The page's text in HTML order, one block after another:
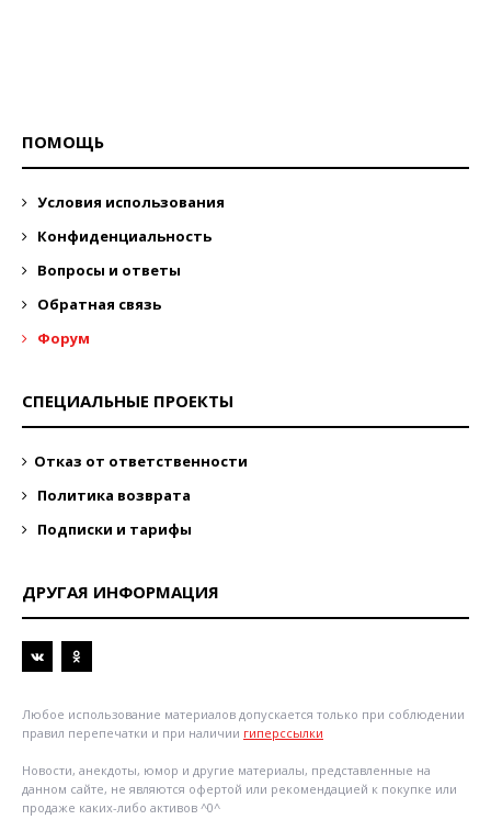
ПОМОЩЬ
Условия использования
Конфиденциальность
Вопросы и ответы
Обратная связь
Форум
СПЕЦИАЛЬНЫЕ ПРОЕКТЫ
Отказ от ответственности
Политика возврата
Подписки и тарифы
ДРУГАЯ ИНФОРМАЦИЯ
Любое использование материалов допускается только при соблюдении
правил перепечатки и при наличии гиперссылки
Новости, анекдоты, юмор и другие материалы, представленные на
данном сайте, не являются офертой или рекомендацией к покупке или
продаже каких-либо активов ^0^